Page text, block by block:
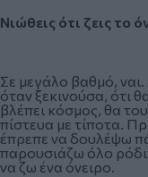
Νιώθεις ότι ζεις το
Σε μεγάλο βαθμό, ναι.
όταν ξεκινούσα, ότι
βλέπει κόσμος, θα
πίστευα με τίποτα.
έπρεπε να δουλέψω
παρουσιάζω όλο
να ζω ένα όνειρο.